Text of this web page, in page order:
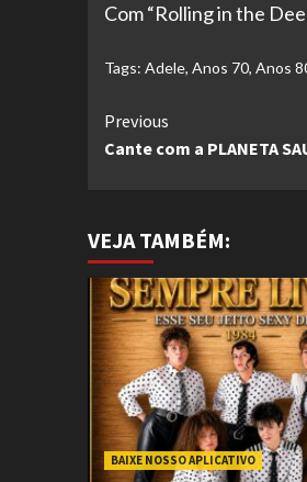
Com “Rolling in the
Tags: Adele, Anos 70, Anos
Continue
Reading
Previous
Cante com a PLANETA
VEJA TAMBÉM:
BAIXE NOSSO APLICATIVO